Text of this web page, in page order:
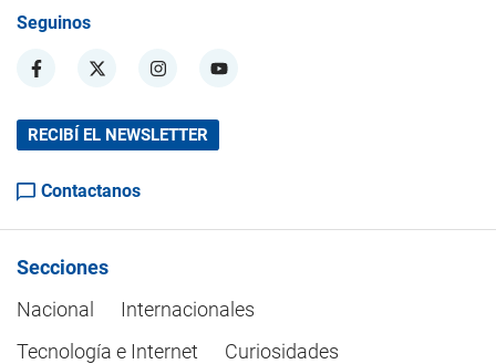
Seguinos
RECIBÍ EL NEWSLETTER
Contactanos
Secciones
Nacional
Internacionales
Tecnología e Internet
Curiosidades